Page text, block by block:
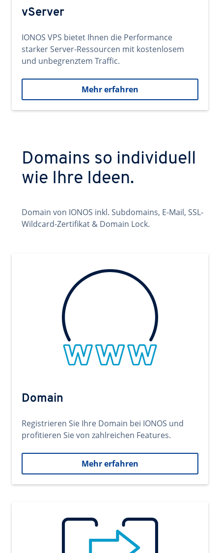
vServer
IONOS VPS bietet Ihnen die Performance
starker Server-Ressourcen mit kostenlosem
und unbegrenztem Traffic.
Mehr erfahren
Domains so individuell
wie Ihre Ideen.
Domain von IONOS inkl. Subdomains, E-Mail, SSL-
Wildcard-Zertifikat & Domain Lock.
Domain
Registrieren Sie Ihre Domain bei IONOS und
profitieren Sie von zahlreichen Features.
Mehr erfahren